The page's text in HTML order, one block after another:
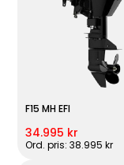
F15 MH EFI
34.995 kr
Ord. pris: 38.995 kr